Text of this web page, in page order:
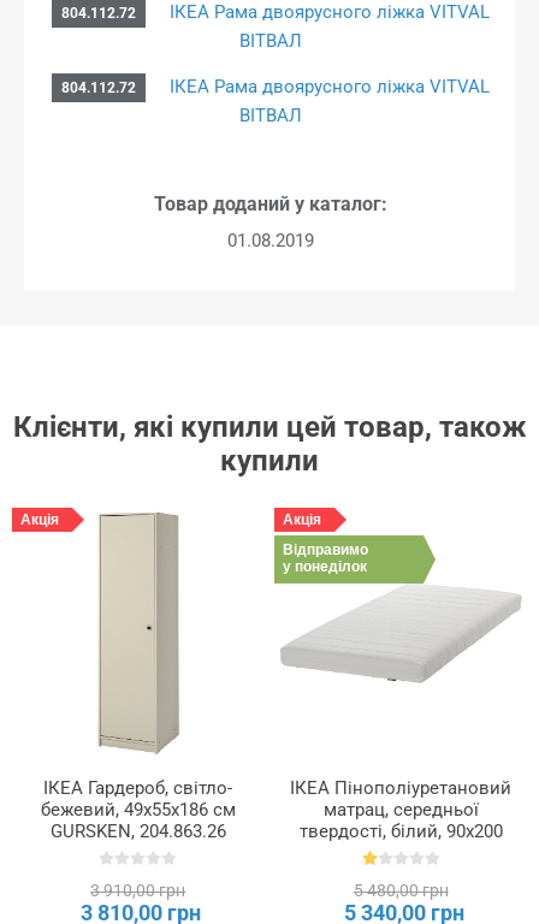
804.112.72
ІКЕА Рама двоярусного ліжка VITVAL
ВІТВАЛ
804.112.72
ІКЕА Рама двоярусного ліжка VITVAL
ВІТВАЛ
Товар доданий у каталог:
01.08.2019
Клієнти, які купили цей товар, також
купили
Акція
ІКЕА Гардероб, світло-
бежевий, 49x55x186 см
GURSKEN, 204.863.26
3 910,00 грн
3 810,00 грн
Акція
Відправимо
у понеділок
ІКЕА Пінополіуретановий
матрац, середньої
твердості, білий, 90x200
см ÅFJÄLL, 405.686.46
5 480,00 грн
5 340,00 грн